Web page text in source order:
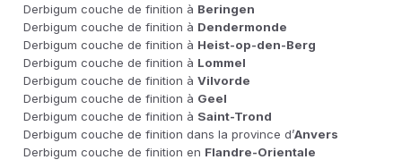
Derbigum couche de finition à Beringen
Derbigum couche de finition à Dendermonde
Derbigum couche de finition à Heist-op-den-Berg
Derbigum couche de finition à Lommel
Derbigum couche de finition à Vilvorde
Derbigum couche de finition à Geel
Derbigum couche de finition à Saint-Trond
Derbigum couche de finition dans la province d’Anvers
Derbigum couche de finition en Flandre-Orientale